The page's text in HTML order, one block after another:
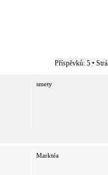
Příspěvků: 5 •
smety
Marktéa